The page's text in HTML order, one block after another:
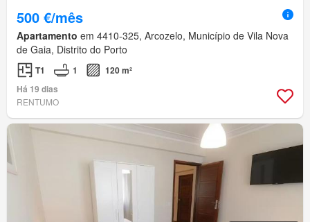
500 €/mês
Apartamento em 4410-325, Arcozelo, Município de Vila Nova
de Gaia, Distrito do Porto
T1 1
120 m²
Há 19 dias
RENTUMO